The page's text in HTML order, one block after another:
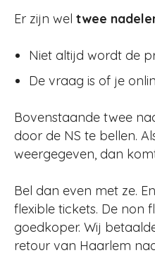
Er zijn wel twee
Niet altijd wordt de
De vraag is of je
Bovenstaande twee
door de NS te bellen.
weergegeven, dan
Bel dan even met ze.
flexible tickets. De non
goedkoper. Wij
retour van Haarlem